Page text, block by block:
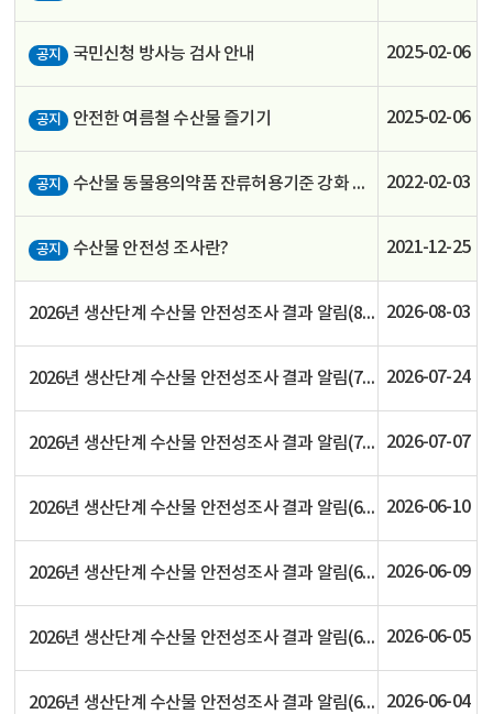
공지 국민신청 방사능 검사 안내 2025-02-06
공지 안전한 여름철 수산물 즐기기 2025-02-06
공지 수산물 동물용의약품 잔류허용기준 강화 알림 2022-02-03
공지 수산물 안전성 조사란? 2021-12-25
2026년 생산단계 수산물 안전성조사 결과 알림(8.3. 현재) 2026-08-03
2026년 생산단계 수산물 안전성조사 결과 알림(7.24. 현재) 2026-07-24
2026년 생산단계 수산물 안전성조사 결과 알림(7.7. 현재) 2026-07-07
2026년 생산단계 수산물 안전성조사 결과 알림(6.10. 현재) 2026-06-10
2026년 생산단계 수산물 안전성조사 결과 알림(6.9. 현재) 2026-06-09
2026년 생산단계 수산물 안전성조사 결과 알림(6.5. 현재) 2026-06-05
2026년 생산단계 수산물 안전성조사 결과 알림(6.4. 현재) 2026-06-04